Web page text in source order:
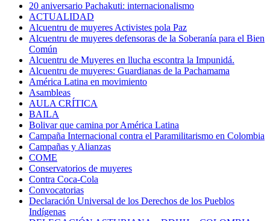
20 aniversario Pachakuti: internacionalismo
ACTUALIDAD
Alcuentru de muyeres Activistes pola Paz
Alcuentru de muyeres defensoras de la Soberanía para el Bien
Común
Alcuentru de Muyeres en llucha escontra la Impunidá.
Alcuentru de muyeres: Guardianas de la Pachamama
América Latina en movimiento
Asambleas
AULA CRÍTICA
BAILA
Bolivar que camina por América Latina
Campaña Internacional contra el Paramilitarismo en Colombia
Campañas y Alianzas
COME
Conservatorios de muyeres
Contra Coca-Cola
Convocatorias
Declaración Universal de los Derechos de los Pueblos
Indígenas